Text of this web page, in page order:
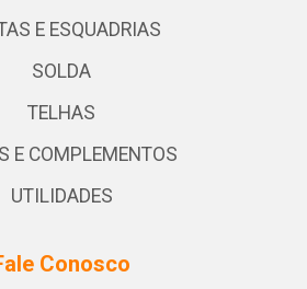
E ESQUADRIAS
SOLDA
TELHAS
E COMPLEMENTOS
UTILIDADES
Conosco